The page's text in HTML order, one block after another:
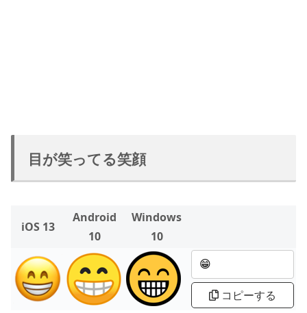
目が笑ってる笑顔
iOS 13
Android
10
Windows
10
コピーする